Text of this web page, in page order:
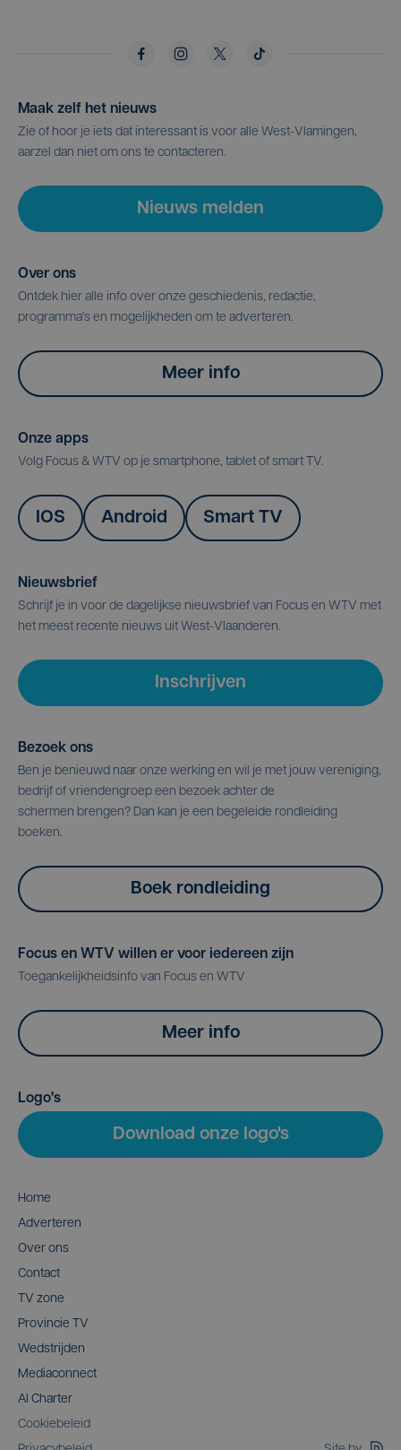
Maak zelf het nieuws
Zie of hoor je iets dat interessant is voor alle West-Vlamingen,
aarzel dan niet om ons te contacteren.
Nieuws melden
Over ons
Ontdek hier alle info over onze geschiedenis, redactie,
programma's en mogelijkheden om te adverteren.
Meer info
Onze apps
Volg Focus & WTV op je smartphone, tablet of smart TV.
IOS Android Smart TV
Nieuwsbrief
Schrijf je in voor de dagelijkse nieuwsbrief van Focus en WTV met
het meest recente nieuws uit West-Vlaanderen.
Inschrijven
Bezoek ons
Ben je benieuwd naar onze werking en wil je met jouw vereniging,
bedrijf of vriendengroep een bezoek achter de
schermen brengen? Dan kan je een begeleide rondleiding
boeken.
Boek rondleiding
Focus en WTV willen er voor iedereen zijn
Toegankelijkheidsinfo van Focus en WTV
Meer info
Logo's
Download onze logo's
Home
Adverteren
Over ons
Contact
TV zone
Provincie TV
Wedstrijden
Mediaconnect
AI Charter
Cookiebeleid